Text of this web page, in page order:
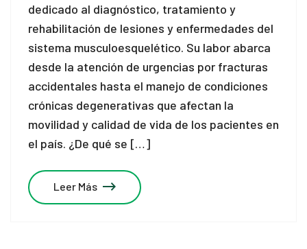
dedicado al diagnóstico, tratamiento y
rehabilitación de lesiones y enfermedades del
sistema musculoesquelético. Su labor abarca
desde la atención de urgencias por fracturas
accidentales hasta el manejo de condiciones
crónicas degenerativas que afectan la
movilidad y calidad de vida de los pacientes en
el país. ¿De qué se […]
Leer Más